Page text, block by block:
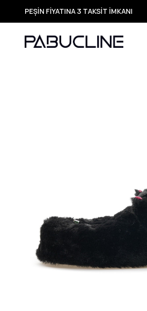
TÜM ÜRÜNLERDE ÜCRETSİZ KARGO
Yeni Sezon Ürünlerde Özel Fırsatlar
Seçili Ürünlerde Hızlı Teslimat